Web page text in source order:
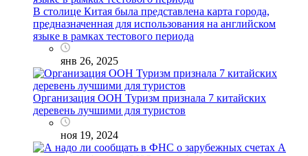
В столице Китая была представлена карта города,
предназначенная для использования на английском
языке в рамках тестового периода
янв 26, 2025
Организация ООН Туризм признала 7 китайских
деревень лучшими для туристов
ноя 19, 2024
А